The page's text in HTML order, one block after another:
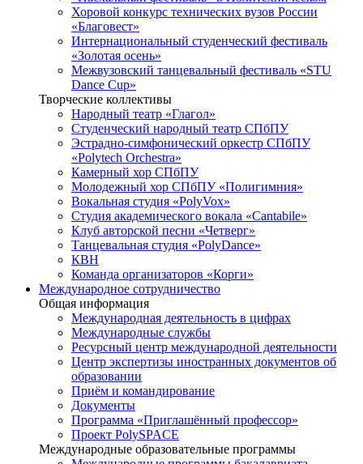
Хоровой конкурс технических вузов России
«Благовест»
Интернациональный студенческий фестиваль
«Золотая осень»
Межвузовский танцевальный фестиваль «STU
Dance Cup»
Творческие коллективы
Народный театр «Глагол»
Студенческий народный театр СПбПУ
Эстрадно-симфонический оркестр СПбПУ
«Polytech Orchestra»
Камерный хор СПбПУ
Молодежный хор СПбПУ «Полигимния»
Вокальная студия «PolyVox»
Студия академического вокала «Cantabile»
Клуб авторской песни «Четверг»
Танцевальная студия «PolyDance»
КВН
Команда организаторов «Корги»
Международное сотрудничество
Общая информация
Международная деятельность в цифрах
Международные службы
Ресурсный центр международной деятельности
Центр экспертизы иностранных документов об
образовании
Приём и командирование
Документы
Программа «Приглашённый профессор»
Проект PolySPACE
Международные образовательные программы